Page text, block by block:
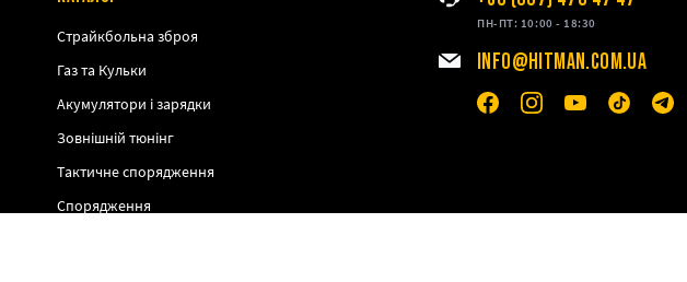
Страйкбольна зброя
Газ та Кульки
Акумулятори і зарядки
Зовнішній тюнінг
Тактичне спорядження
Спорядження
ПН-ПТ: 10:00 - 18:30
INFO@HITMAN.COM.UA